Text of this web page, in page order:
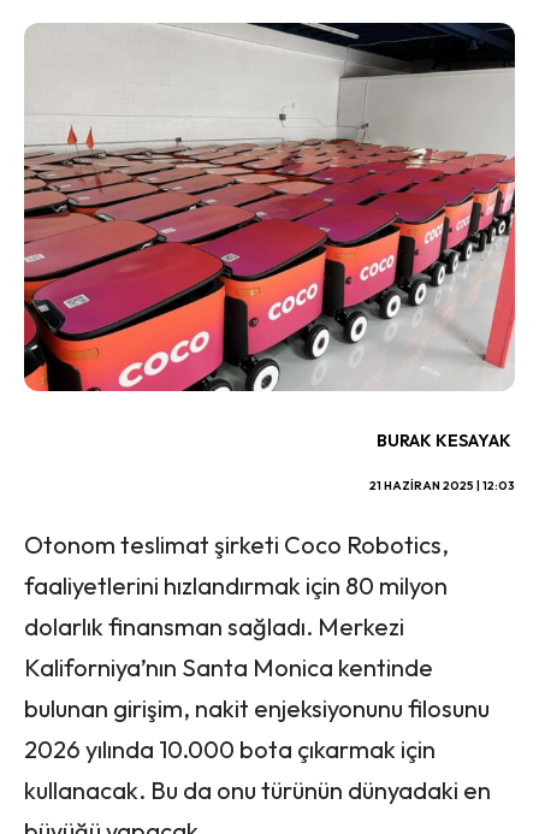
BURAK KESAYAK
21 HAZIRAN 2025 | 12:03
Otonom teslimat şirketi Coco Robotics,
faaliyetlerini hızlandırmak için 80 milyon
dolarlık finansman sağladı. Merkezi
Kaliforniya’nın Santa Monica kentinde
bulunan girişim, nakit enjeksiyonunu filosunu
2026 yılında 10.000 bota çıkarmak için
kullanacak. Bu da onu türünün dünyadaki en